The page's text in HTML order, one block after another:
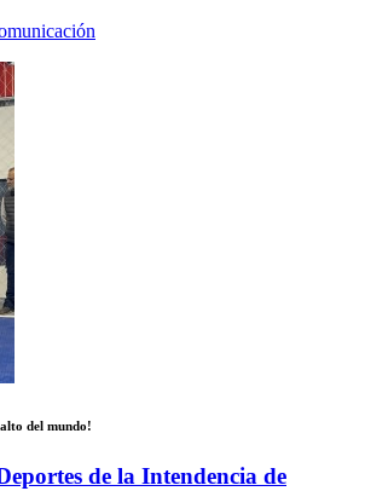
del mundo!
de la Intendencia de